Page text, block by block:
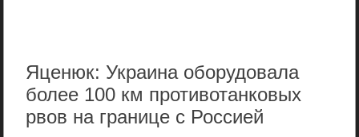
Яценюк: Украина оборудовала
более 100 км противотанковых
рвов на границе с Россией